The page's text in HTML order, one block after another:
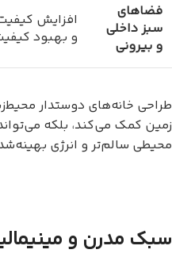
فضاهای
سبز داخلی
و بیرونی
افزایش
و بهبود
طراحی خانه‌های دوستدار
زمین کمک می‌کند، بلکه
محیطی سالم‌تر و انرژی
سبک مدرن و